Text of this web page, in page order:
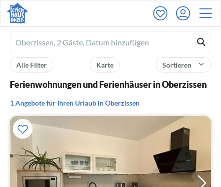
Ferienhausmiete
logo
Sortieren
Karte
Alle Filter
Ferienwohnungen und Ferienhäuser in Oberzissen
1 Angebote für Ihren Urlaub in Oberzissen